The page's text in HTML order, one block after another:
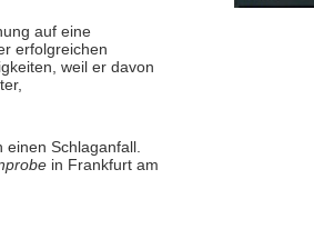
auf eine
erfolgreichen
weil er davon
Schlaganfall.
in Frankfurt am